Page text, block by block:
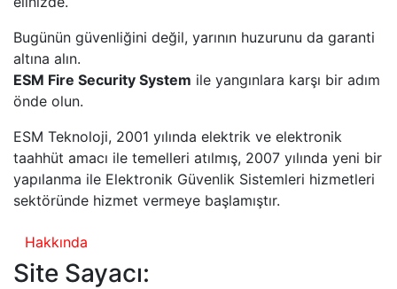
Bugünün güvenliğini değil, yarının huzurunu da garanti
altına alın.
ESM Fire Security System ile yangınlara karşı bir adım
önde olun.
ESM Teknoloji, 2001 yılında elektrik ve elektronik
taahhüt amacı ile temelleri atılmış, 2007 yılında yeni bir
yapılanma ile Elektronik Güvenlik Sistemleri hizmetleri
sektöründe hizmet vermeye başlamıştır.
Hakkında
Site Sayacı: